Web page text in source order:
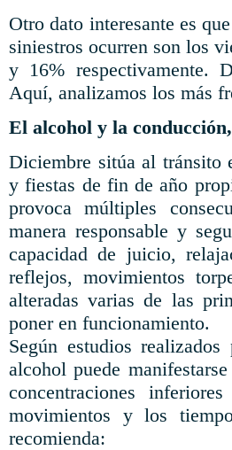
Otro dato interesante es
siniestros ocurren son los
y 16% respectivamente.
Aquí, analizamos los más
El alcohol y la
Diciembre sitúa al tránsito
y fiestas de fin de año
provoca múltiples
manera responsable y
capacidad de juicio,
reflejos, movimientos
alteradas varias de las
poner en funcionamiento.
Según estudios
alcohol puede
concentraciones
movimientos y los
recomienda: